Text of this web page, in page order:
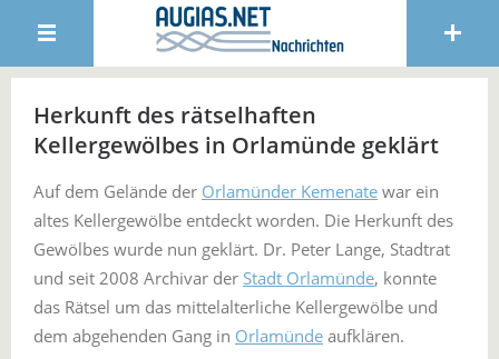
Herkunft des rätselhaften
Kellergewölbes in Orlamünde geklärt
Auf dem Gelände der Orlamünder Kemenate war ein
altes Kellergewölbe entdeckt worden. Die Herkunft des
Gewölbes wurde nun geklärt. Dr. Peter Lange, Stadtrat
und seit 2008 Archivar der Stadt Orlamünde, konnte
das Rätsel um das mittelalterliche Kellergewölbe und
dem abgehenden Gang in Orlamünde aufklären.